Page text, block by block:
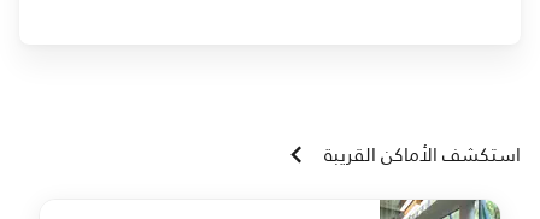
استكشف الأماكن القريبة